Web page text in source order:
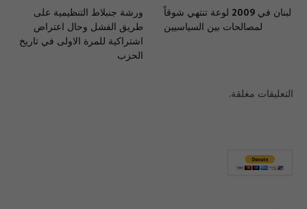
لبنان في 2009 لوعة تنتهي شوقاً
لمصالحات بين السياسيين
ورشة جنبلاط التنظيمية على
طريق الفشل وحال اعتراض
اشتراكية للمرة الاولى في تاريخ
الحزب
التعليقات مغلقة.